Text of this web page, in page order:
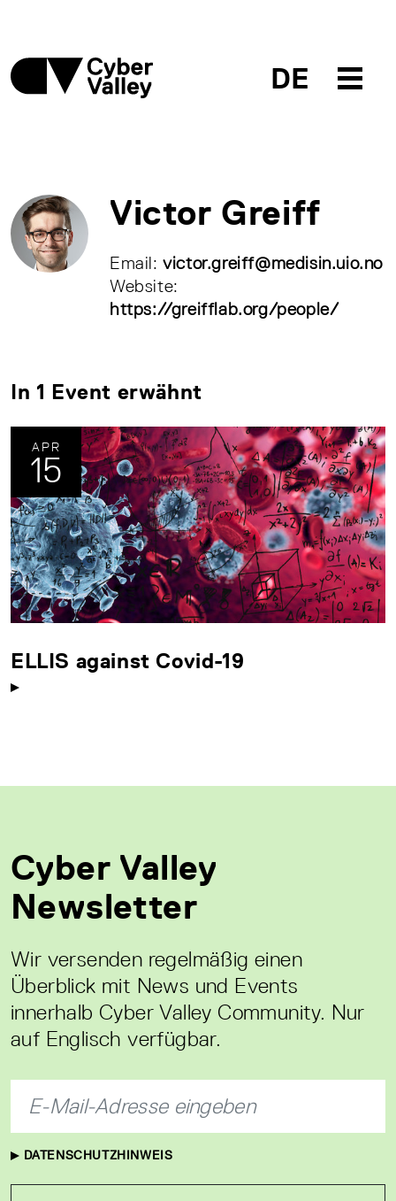
DE
Victor Greiff
Email:victor.greiff@medisin.uio.no
Website:
https://greifflab.org/people/
In 1 Event erwähnt
APR
15
ELLIS against Covid-19
Cyber Valley
Newsletter
Wir versenden regelmäßig einen
Überblick mit News und Events
innerhalb Cyber Valley Community. Nur
auf Englisch verfügbar.
DATENSCHUTZHINWEIS